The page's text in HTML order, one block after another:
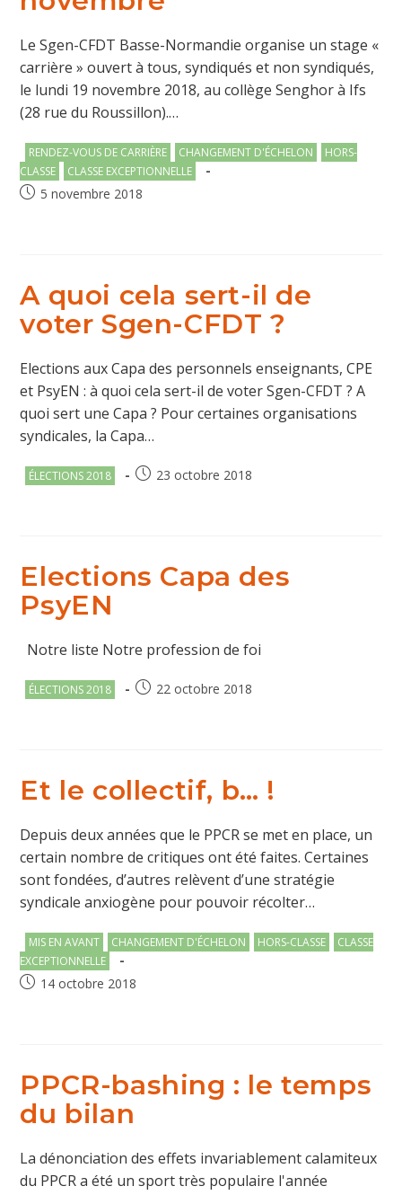
Le Sgen-CFDT Basse-Normandie organise un stage «
carrière » ouvert à tous, syndiqués et non syndiqués,
le lundi 19 novembre 2018, au collège Senghor à Ifs
(28 rue du Roussillon).…
Post
category:
RENDEZ-VOUS DE CARRIÈRE CHANGEMENT D'ÉCHELON
HORS-
CLASSE
CLASSE EXCEPTIONNELLE
Publication
5 novembre 2018
A quoi cela sert-il de
voter Sgen-CFDT ?
Elections aux Capa des personnels enseignants, CPE
et PsyEN : à quoi cela sert-il de voter Sgen-CFDT ? A
quoi sert une Capa ? Pour certaines organisations
syndicales, la Capa…
Post
ÉLECTIONS 2018
Publication
23 octobre 2018
Elections Capa des
PsyEN
Notre liste Notre profession de foi
Post
ÉLECTIONS 2018
Publication
22 octobre 2018
Et le collectif, b… !
Depuis deux années que le PPCR se met en place, un
certain nombre de critiques ont été faites. Certaines
sont fondées, d’autres relèvent d’une stratégie
syndicale anxiogène pour pouvoir récolter…
Post
category:
MIS EN AVANT CHANGEMENT D'ÉCHELON HORS-CLASSE
CLASSE
EXCEPTIONNELLE
Publication
14 octobre 2018
PPCR-bashing : le temps
du bilan
La dénonciation des effets invariablement calamiteux
du PPCR a été un sport très populaire l'année